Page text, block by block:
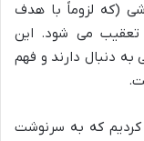
(که لزوماً با هدف
تعقیب می شود. این
به دنبال دارند و فهم
۷/۹۸/۶۲ را تحلیل کردیم که به سرنوشت